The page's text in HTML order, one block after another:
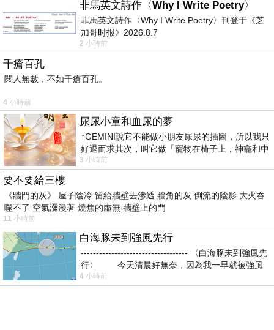
潑，皮膚白皙，樣貌雖不是傾國傾城的絕世美
人，卻也是清麗可愛。
此人不是剛剛一心一意往樹上爬的少女是誰。
「唔……不會痛耶……地板還挺軟的……」少女睜
大美眸，一臉好險好險的樣子。
「姑娘……你……可以起來了嗎……」被壓在下面
當肉墊的男子發出呻吟。
聽到地板居然會說話，少女後知後覺地往身下一
看，才發現竟然壓到了人。
「啊！對不起對不起，你沒事吧！」少女趕緊從
呈大字型的男子身上跳開，順便拉了男子一把，
非馬英文詩作〈Why I Write Poetry〉
非馬英文詩作〈Why I Write Poetry〉刊登于《芝
加哥时报》2026.8.7
2 小時前
千瘡百孔
閱人無數，不如千瘡百孔。
4 小時前
尿尿小童和血尿的夢
↑GEMINI說它不能做小朋友尿尿的插圖，所以我只
好退而求其次，叫它做「寵物在椅子上，神龕和中
年人臉孔」的畫了。 六月底
3 小時前
要不要給三樓
《牆門的灰》 屋子陰冷 留給牆壁去滲透 牆角的灰 倒流的陰影 大火吞
噬不了 空氣瀰漫著 燒焦的虛無 牆壁上的門
11 小時前
白海豚未到強風先行
----------------------------------- 〈白海豚未到強風先
行〉 今天清晨好無奈，因為我一早就被強風
4 小時前